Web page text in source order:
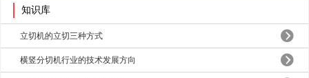
知识库
立切机的立切三种方式
横竖分切机行业的技术发展方向